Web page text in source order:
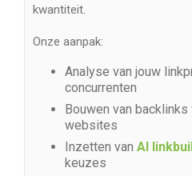
kwantiteit.
Onze aanpak:
Analyse van jouw
concurrenten
Bouwen van
websites
Inzetten van AI
keuzes